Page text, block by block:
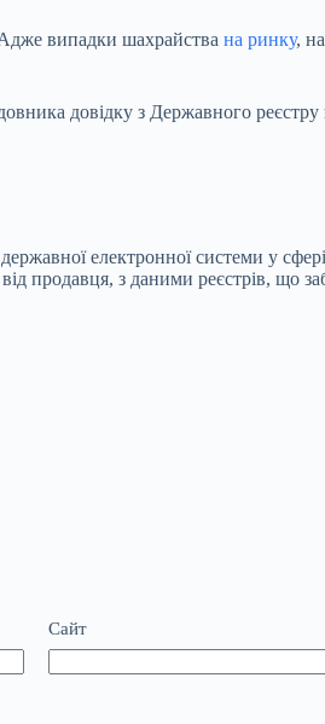
Адже випадки шахрайства на ринку,
довідку з Державного
державної електронної системи
продавця, з даними реєстрів, що
Сайт